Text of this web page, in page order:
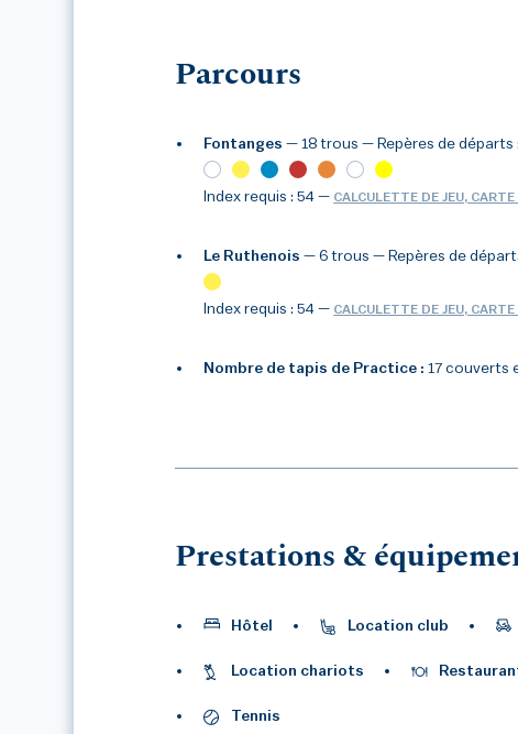
1/2
Parcours
Fontanges— 18 trous— Repères de départs :
Index requis : 54— CALCULETTE DE JEU,
Le Ruthenois— 6 trous— Repères de
Index requis : 54— CALCULETTE DE JEU,
Nombre de tapis de Practice :17 couverts
Prestations &
Hôtel Location club
Location chariots
Tennis